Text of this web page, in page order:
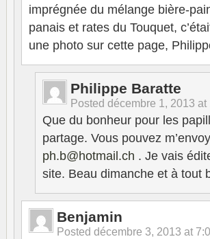
imprégnée du mélange bière-
panais et rates du Touquet,
une photo sur cette page,
Philippe Baratte
Posted décembre 1, 2013 at
Que du bonheur pour les
partage. Vous pouvez
ph.b@hotmail.ch . Je vais
site. Beau dimanche et à tout
Benjamin
Posted décembre 3, 2013 at